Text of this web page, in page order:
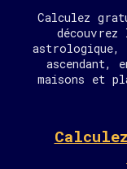
Calculez
ascendant,
maisons et